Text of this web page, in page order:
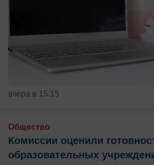
вчера в 15:15
Общество
Комиссии оценили
образовательных